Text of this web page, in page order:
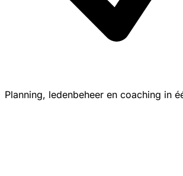
Planning, ledenbeheer en coaching in